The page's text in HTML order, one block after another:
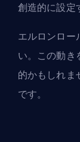
創造的に設定
エルロンロー
い。この動き
的かもしれま
です。